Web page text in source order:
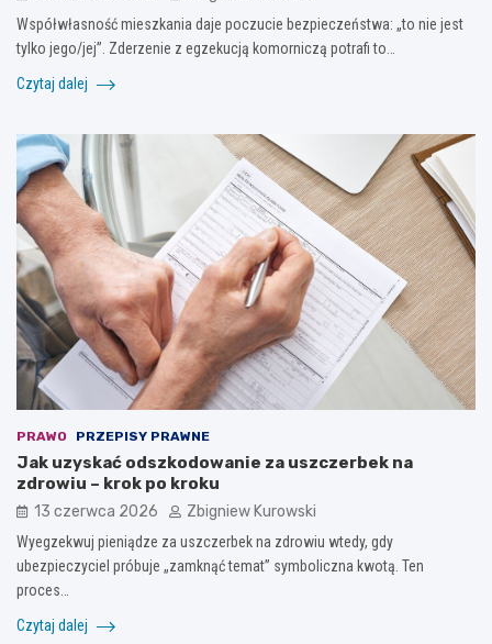
Współwłasność mieszkania daje poczucie bezpieczeństwa: „to nie jest
tylko jego/jej”. Zderzenie z egzekucją komorniczą potrafi to…
Czytaj dalej
PRAWO PRZEPISY PRAWNE
Jak uzyskać odszkodowanie za uszczerbek na
zdrowiu – krok po kroku
13 czerwca 2026 Zbigniew Kurowski
Wyegzekwuj pieniądze za uszczerbek na zdrowiu wtedy, gdy
ubezpieczyciel próbuje „zamknąć temat” symboliczna kwotą. Ten
proces…
Czytaj dalej